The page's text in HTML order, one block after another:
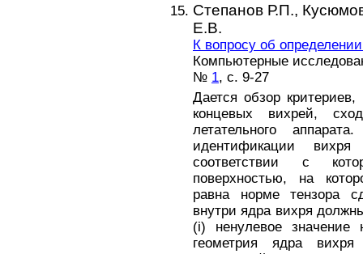
Степанов Р.П.,
Е.В.
К вопросу об
Компьютерные
№ 1, с. 9-27
Дается обзор
концевых вихрей,
летательного
идентификации вихря
соответствии с
поверхностью, на
равна норме тензора
внутри ядра вихря
(i) ненулевое значение
геометрия ядра